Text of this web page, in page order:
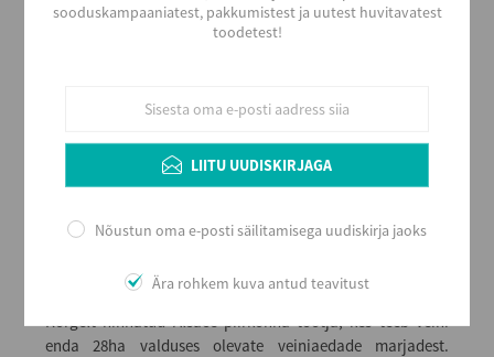
Valge
Alkoholi sisaldus
0,75
Kogus kastis
3434040017051
Kõrgelt hinnatud Alsace piirkonna tootja, kes teeb veini
enda 28ha valduses olevate veiniaedade marjadest.
sooduskampaaniatest, pakkumistest ja uutest huvitavatest
toodetest!
LIITU UUDISKIRJAGA
Nõustun oma e-posti säilitamisega uudiskirja jaoks
Ära rohkem kuva antud teavitust